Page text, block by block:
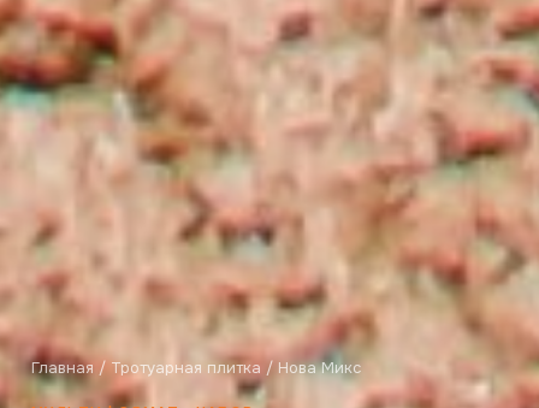
Главная / Тротуарная плитка / Нова Микс